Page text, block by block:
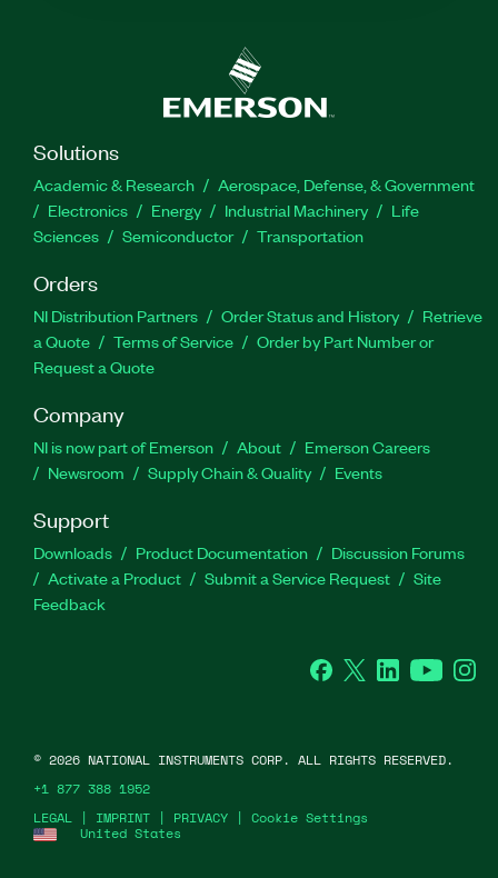
Solutions
Academic & Research
Aerospace, Defense, & Government
Electronics
Energy Industrial Machinery
Life
Sciences
Semiconductor Transportation
Orders
NI Distribution Partners Order Status and History
Retrieve
a Quote
Terms of Service
Order by Part Number or
Request a Quote
Company
NI is now part of Emerson About
Emerson Careers
Newsroom
Supply Chain & Quality Events
Support
Downloads Product Documentation
Discussion Forums
Activate a Product
Submit a Service Request
Site
Feedback
Facebook
Twitter LinkedInYouTube
United States
LEGAL | IMPRINT | PRIVACY | Cookie Settings
© 2026 NATIONAL INSTRUMENTS CORP. ALL RIGHTS RESERVED.
+1 877 388 1952